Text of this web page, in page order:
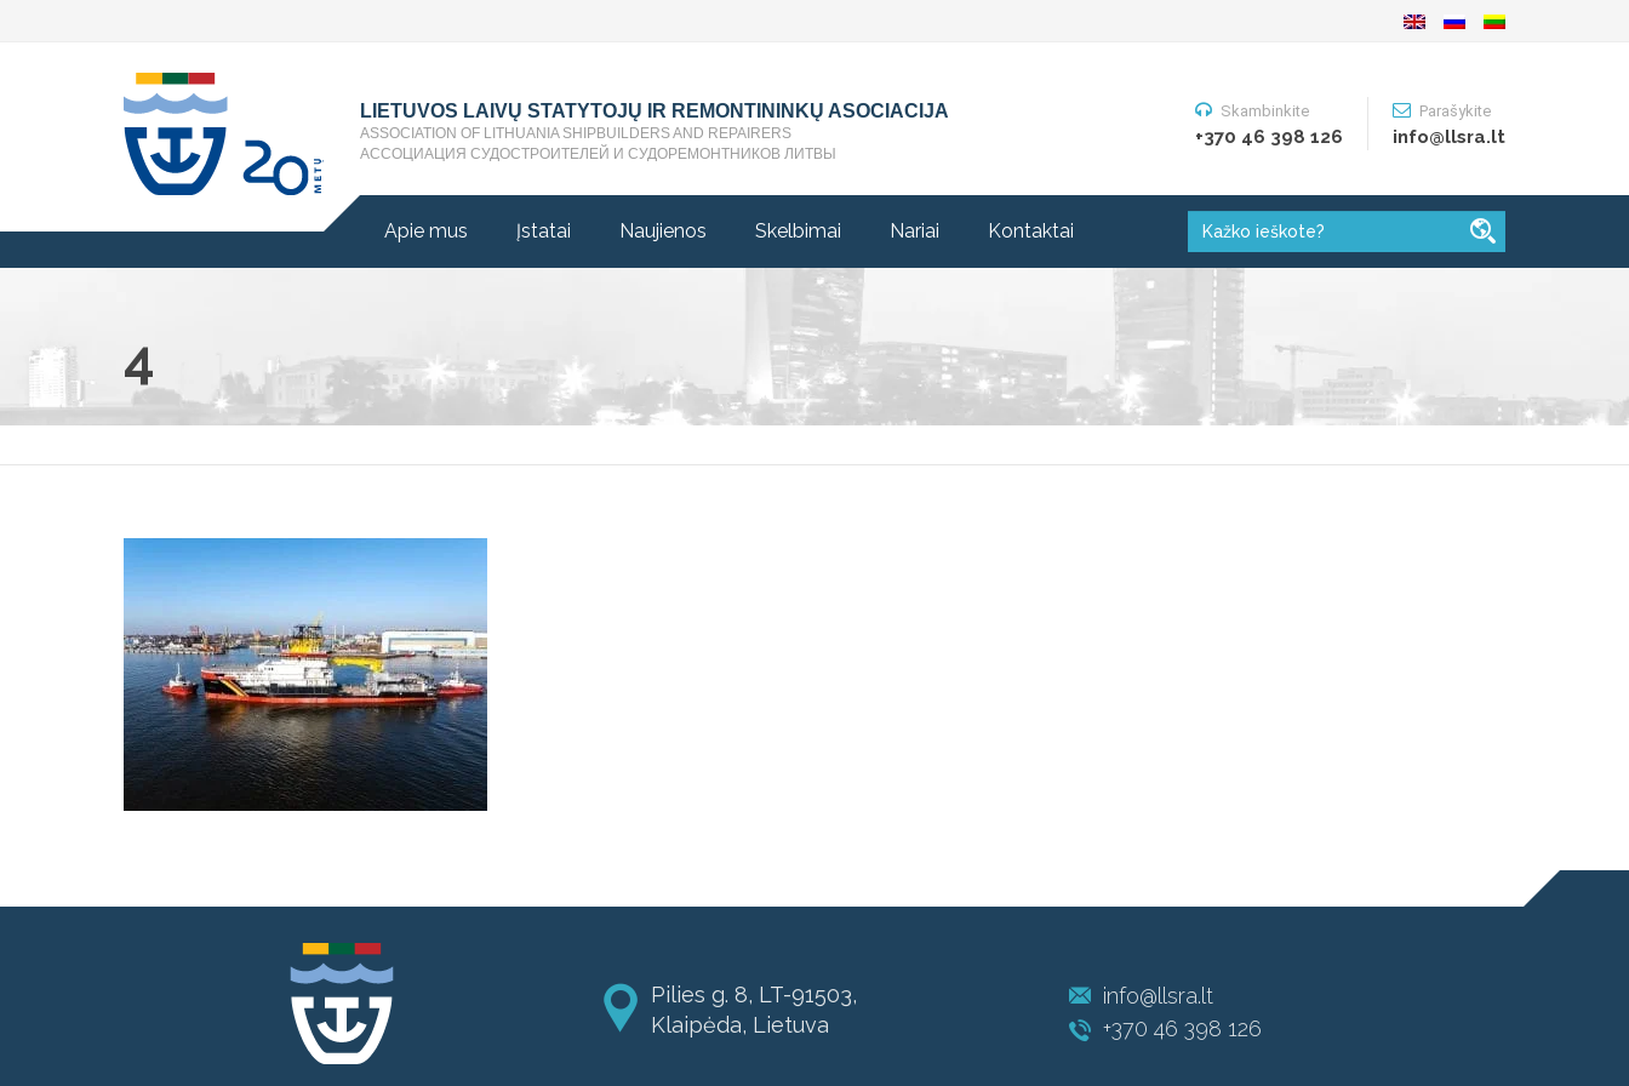
LIETUVOS LAIVŲ STATYTOJŲ IR REMONTININKŲ ASOCIACIJA
ASSOCIATION OF LITHUANIA SHIPBUILDERS AND REPAIRERS
АССОЦИАЦИЯ СУДОСТРОИТЕЛЕЙ И СУДОРЕМОНТНИКОВ ЛИТВЫ
Skambinkite
+370 46 398 126
Parašykite
info@llsra.lt
Apie mus Įstatai Naujienos Skelbimai Nariai Kontaktai
4
Pilies g. 8, LT-91503,
Klaipėda, Lietuva
info@llsra.lt
+370 46 398 126